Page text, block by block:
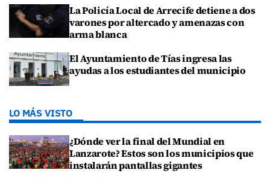
La Policía Local de Arrecife detiene a dos
varones por altercado y amenazas con
arma blanca
El Ayuntamiento de Tías ingresa las
ayudas a los estudiantes del municipio
LO MÁS VISTO
¿Dónde ver la final del Mundial en
Lanzarote? Estos son los municipios que
instalarán pantallas gigantes